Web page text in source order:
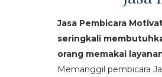
Jasa Pembicara
seringkali
orang memakai
Memanggil pembicara